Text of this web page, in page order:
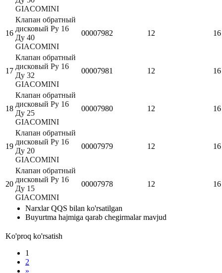
GIACOMINI
16
Клапан обратный
дисковый Ру 16
Ду 40
GIACOMINI
00007982 12 16
17
Клапан обратный
дисковый Ру 16
Ду 32
GIACOMINI
00007981 12 16
18
Клапан обратный
дисковый Ру 16
Ду 25
GIACOMINI
00007980 12 16
19
Клапан обратный
дисковый Ру 16
Ду 20
GIACOMINI
00007979 12 16
20
Клапан обратный
дисковый Ру 16
Ду 15
GIACOMINI
00007978 12 16
Narxlar QQS bilan ko'rsatilgan
Buyurtma hajmiga qarab chegirmalar mavjud
Ko'proq ko'rsatish
1
2
»